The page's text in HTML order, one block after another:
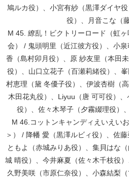
鳩ルカ役）、小宮有紗（黒澤ダイヤ
役）、月音こな（
M 45. 繚乱！ビクトリーロード（虹
会） / 鬼頭明里（近江彼方役）、小
香（島村卯月役）、原 紗友里（本田
役）、山口立花子（百瀬莉緒役）、
村恵理（黛 冬優子役）、伊波杏樹（
木田花丸役）、Liyuu（唐 可可役）
役）、佐々木琴子（夕霧綴理役）
M 46.コットンキャンディえいえい
＞） / 降幡 愛（黒澤ルビィ役）、佐
ともよ（赤城みりあ役）、集貝はな
城 晴役）、今井麻夏（佐々木千枝役
久野美咲（市原仁奈役）、小森結梨